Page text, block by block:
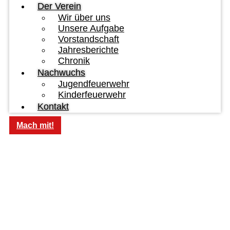
Der Verein
Wir über uns
Unsere Aufgabe
Vorstandschaft
Jahresberichte
Chronik
Nachwuchs
Jugendfeuerwehr
Kinderfeuerwehr
Kontakt
Mach mit!